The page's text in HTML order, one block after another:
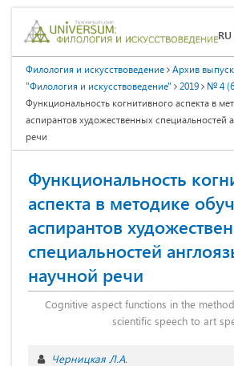
RU
Филология и искусствоведение
Архив
"Филология и искусствоведение"
2019
№ 4
Функциональность когнитивного аспекта в
аспирантов художественных специальностей
речи
Функциональность
аспекта в методике
аспирантов
специальностей
научной речи
Cognitive aspect functions in the
scientific speech to art
Черницкая Л.А.